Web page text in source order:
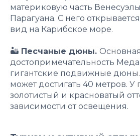
материковую часть
Парагуана. С него
вид на Карибское море.
🏜 Песчаные дюны. Основная
достопримечательность
гигантские подвижные
может достигать 40 метров. У
золотистый и красноватый
зависимости от освещения.